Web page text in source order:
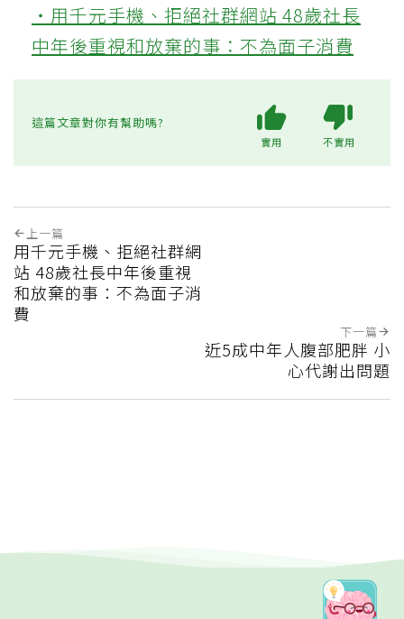
‧用千元手機、拒絕社群網站 48歲社長
中年後重視和放棄的事：不為面子消費
這篇文章對你有幫助嗎?
實用 不實用
上一篇
用千元手機、拒絕社群網
站 48歲社長中年後重視
和放棄的事：不為面子消
費
下一篇
近5成中年人腹部肥胖 小
心代謝出問題